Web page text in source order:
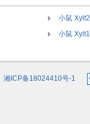
小鼠
小鼠
湘ICP备18024410号-1